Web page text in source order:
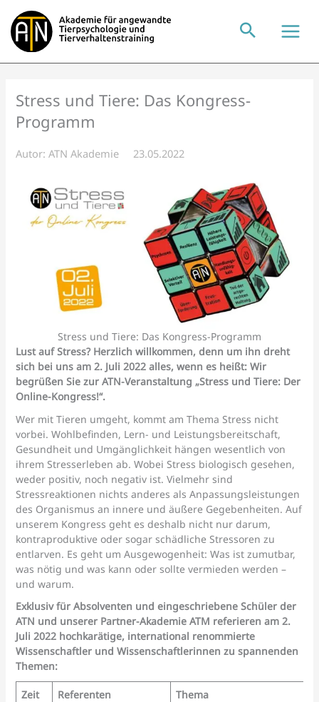
Inhalt
springen
Stress und Tiere: Das Kongress-
Programm
Autor: ATN Akademie 23.05.2022
Stress und Tiere: Das Kongress-Programm
Lust auf Stress? Herzlich willkommen, denn um ihn dreht
sich bei uns am 2. Juli 2022 alles, wenn es heißt: Wir
begrüßen Sie zur ATN-Veranstaltung „Stress und Tiere: Der
Online-Kongress!“.
Wer mit Tieren umgeht, kommt am Thema Stress nicht
vorbei. Wohlbefinden, Lern- und Leistungsbereitschaft,
Gesundheit und Umgänglichkeit hängen wesentlich von
ihrem Stresserleben ab. Wobei Stress biologisch gesehen,
weder positiv, noch negativ ist. Vielmehr sind
Stressreaktionen nichts anderes als Anpassungsleistungen
des Organismus an innere und äußere Gegebenheiten. Auf
unserem Kongress geht es deshalb nicht nur darum,
kontraproduktive oder sogar schädliche Stressoren zu
entlarven. Es geht um Ausgewogenheit: Was ist zumutbar,
was nötig und was kann oder sollte vermieden werden –
und warum.
Exklusiv für Absolventen und eingeschriebene Schüler der
ATN und unserer Partner-Akademie ATM referieren am 2.
Juli 2022 hochkarätige, international renommierte
Wissenschaftler und Wissenschaftlerinnen zu spannenden
Themen:
Zeit Referenten
Thema